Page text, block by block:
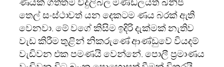
තෙල් සංස්ථාවත් යන දෙකටම ණය බරක් ඇති
වෙනවා. මේ වගේ කිසිම ඉදිරි දැක්මක් නැතිව
වැඩ කිරීම තුළින් නිකරුණේ ආණ්ඩුවේ වියදම්
වැඩිවන එක පමණයි වෙන්නේ. පොලී ප්‍රමාණය